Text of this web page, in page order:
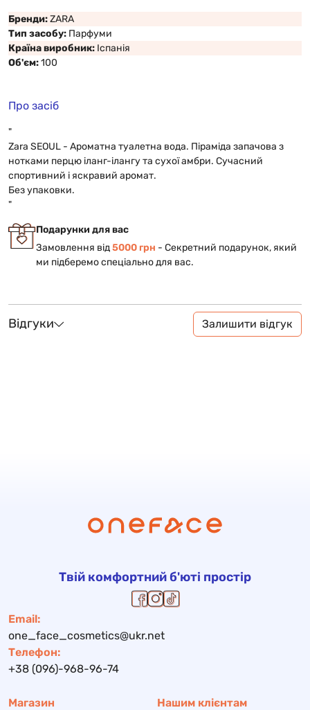
Бренди:ZARA
Тип засобу: Парфуми
Країна виробник: Іспанія
Об'єм:100
Про засіб
"
Zara SEOUL - Ароматна туалетна вода. Піраміда запачова з
нотками перцю іланг-ілангу та сухої амбри. Сучасний
спортивний і яскравий аромат.
Без упаковки.
"
Подарунки для вас
Замовлення від5000 грн - Cекретний подарунок, який
ми підберемо спеціально для вас.
Відгуки Залишити відгук
Твій комфортний б'юті простір
Email:
one_face_cosmetics@ukr.net
Телефон:
+38 (096)-968-96-74
Магазин Нашим клієнтам